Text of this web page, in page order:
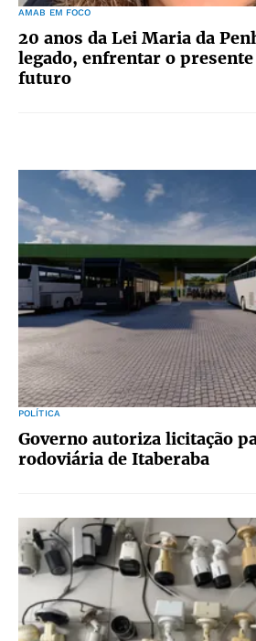
AMAB EM FOCO
20 anos da Lei Maria da
legado, enfrentar o
futuro
POLÍTICA
Governo autoriza licitação
rodoviária de Itaberaba